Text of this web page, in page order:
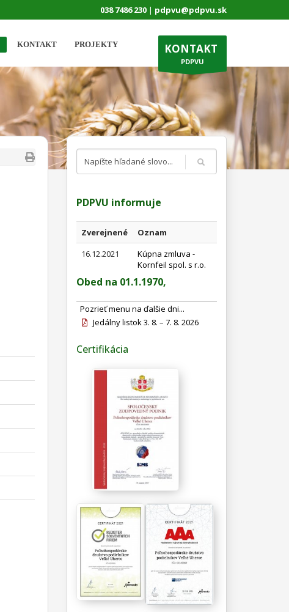
pdpvu@pdpvu.sk
038 7486 230 |
KONTAKT PROJEKTY KONTAKT
PDPVU
PDPVU informuje
Zverejnené
Oznam
16.12.2021
Kúpna zmluva -
Kornfeil spol. s r.o.
Obed na 01.1.1970,
Pozrieť menu na ďalšie dni...
Jedálny listok 3. 8. – 7. 8. 2026
Certifikácia